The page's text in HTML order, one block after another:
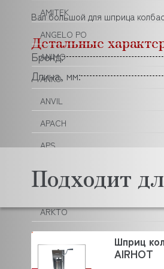
AMITEK
ANGELO PO
ANIMO
ANKO
ANVIL
APACH
APS
ARISTARCO
ARKTO
ARTHERMO
ASCASO
Вал большой для шприца
Детальные
Бренд:
Длина, мм:
Подходит
Шприц
AIRHOT